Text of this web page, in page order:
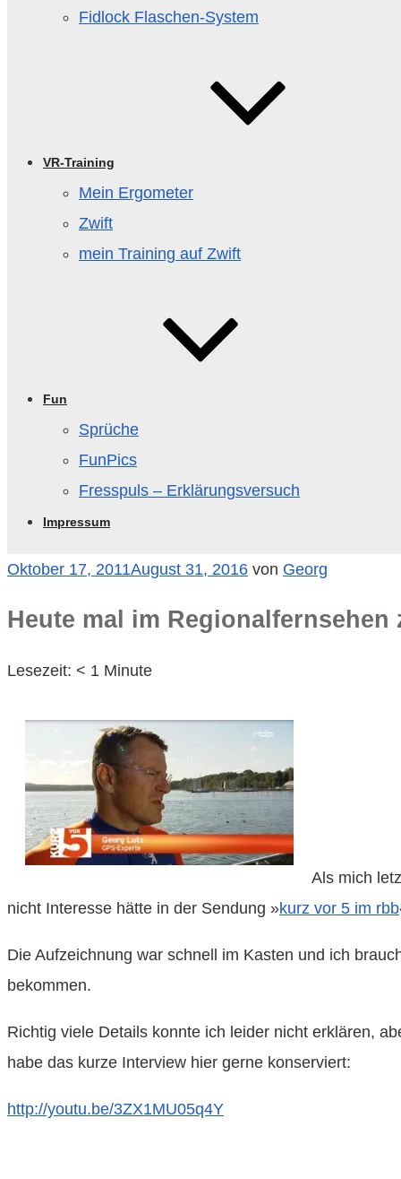
Fidlock Flaschen‑System
VR-Training
Mein Ergometer
Zwift
mein Training auf Zwift
Fun
Sprüche
FunPics
Fresspuls – Erklärungsversuch
Impressum
Veröffentlicht
Oktober 17, 2011August 31, 2016 von Georg
Heute mal im Regionalfernsehen
Lesezeit: < 1 Minute
Als mich
nicht Interesse hätte in der Sendung »kurz vor 5 im rbb
Die Aufzeichnung war schnell im Kasten und ich
bekommen.
Richtig viele Details konnte ich leider nicht erklären,
habe das kurze Interview hier gerne konserviert:
http://youtu.be/3ZX1MU05q4Y